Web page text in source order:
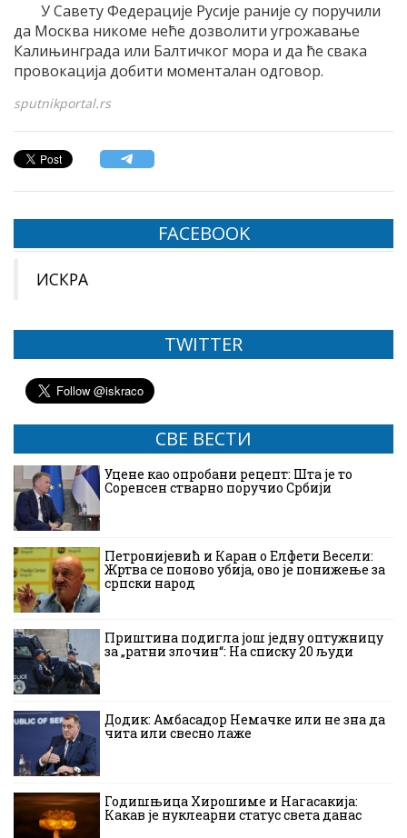
У Савету Федерације Русије раније су поручили
да Москва никоме неће дозволити угрожавање
Калињинграда или Балтичког мора и да ће свака
провокација добити моменталан одговор.
sputnikportal.rs
FACEBOOK
ИСКРА
TWITTER
СВЕ ВЕСТИ
Уцене као опробани рецепт: Шта је то
Соренсен стварно поручио Србији
Петронијевић и Каран о Елфети Весели:
Жртва се поново убија, ово је понижење за
српски народ
Приштина подигла још једну оптужницу
за „ратни злочин“: На списку 20 људи
Додик: Амбасадор Немачке или не зна да
чита или свесно лаже
Годишњица Хирошиме и Нагасакија:
Какав је нуклеарни статус света данас